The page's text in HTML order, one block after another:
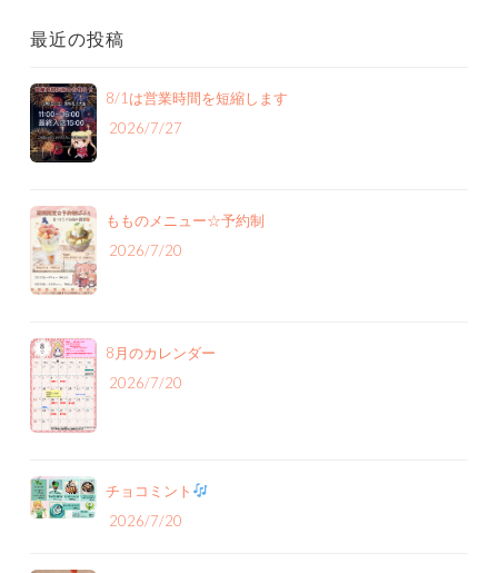
最近の投稿
8/1は営業時間を短縮します
2026/7/27
もものメニュー‪☆予約制
2026/7/20
8月のカレンダー
2026/7/20
チョコミント
2026/7/20